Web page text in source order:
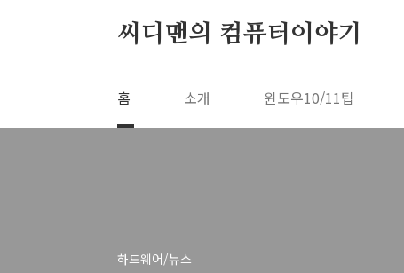
씨디맨의 컴퓨터이야기
홈 소개 윈도우10/11팁
하드웨어/뉴스